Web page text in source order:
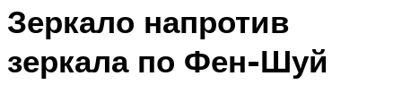
Зеркало напротив
зеркала по Фен-Шуй